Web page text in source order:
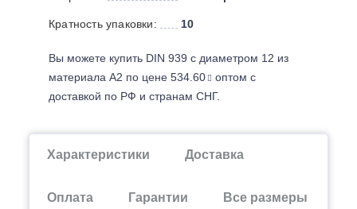
Кратность упаковки: 10
Вы можете купить DIN 939 с диаметром 12 из
материала А2 по цене 534.60
оптом с
доставкой по РФ и странам СНГ.
Характеристики Доставка
Оплата Гарантии Все размеры